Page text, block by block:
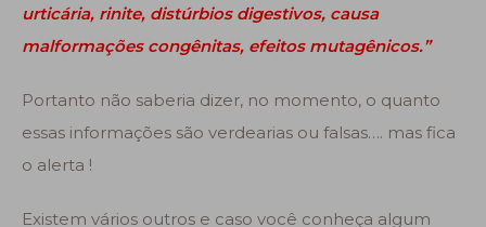
urticária, rinite, distúrbios digestivos, causa
malformações congênitas, efeitos mutagênicos.”
Portanto não saberia dizer, no momento, o quanto
essas informações são verdearias ou falsas…. mas fica
o alerta !
Existem vários outros e caso você conheça algum